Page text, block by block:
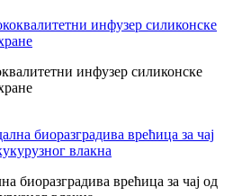
инфузер силиконске
биоразградива врећица за чај од